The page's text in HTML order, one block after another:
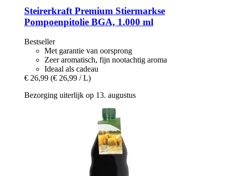
SteirerkraftPremium Stiermarkse
Pompoenpitolie BGA, 1.000 ml
Bestseller
Met garantie van oorsprong
Zeer aromatisch, fijn nootachtig aroma
Ideaal als cadeau
€ 26,99 (€ 26,99 / L)
Bezorging uiterlijk op 13. augustus